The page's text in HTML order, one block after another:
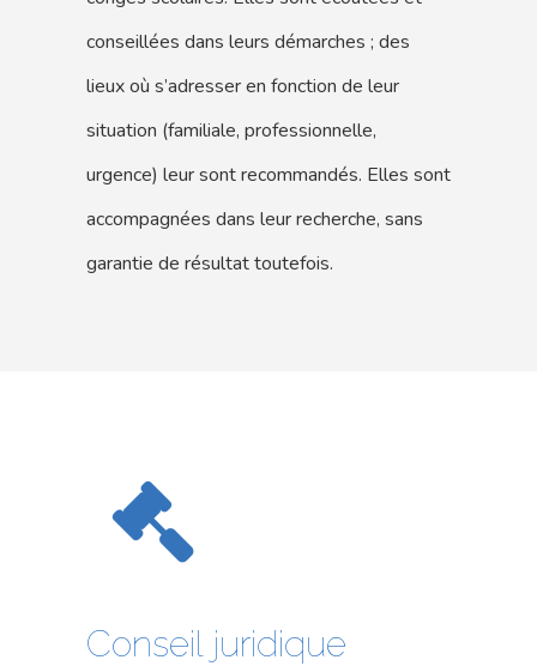
conseillées dans leurs démarches ; des
lieux où s’adresser en fonction de leur
situation (familiale, professionnelle,
urgence) leur sont recommandés. Elles sont
accompagnées dans leur recherche, sans
garantie de résultat toutefois.
Conseil juridique